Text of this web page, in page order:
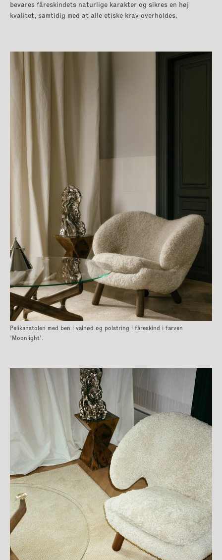
bevares fåreskindets naturlige karakter og sikres en høj
kvalitet, samtidig med at alle etiske krav overholdes.
Pelikanstolen med ben i valnød og polstring i fåreskind i farven
'Moonlight'.